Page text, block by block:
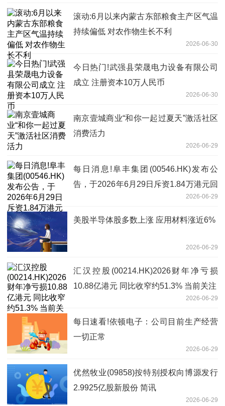
滚动:6月以来内蒙古东部粮食主产区气温
持续偏低 对农作物生长不利
2026-06-30
今日热门!武强县荣晟电力设备有限公司
成立 注册资本10万人民币
2026-06-30
南京壹城商业“和你一起过夏天”激活社区
消费活力
2026-06-29
每日消息!阜丰集团(00546.HK)发布公
告，于2026年6月29日斥资1.84万港元回
2026-06-29
美股半导体股多数上涨 应用材料涨近6%
2026-06-29
汇汉控股(00214.HK)2026财年净亏损
10.88亿港元 同比收窄约51.3% 当前关注
2026-06-29
每日速看!依顿电子：公司目前生产经营
一切正常
2026-06-29
优然牧业(09858)按特别授权向博源发行
2.9925亿股新股份 简讯
2026-06-29